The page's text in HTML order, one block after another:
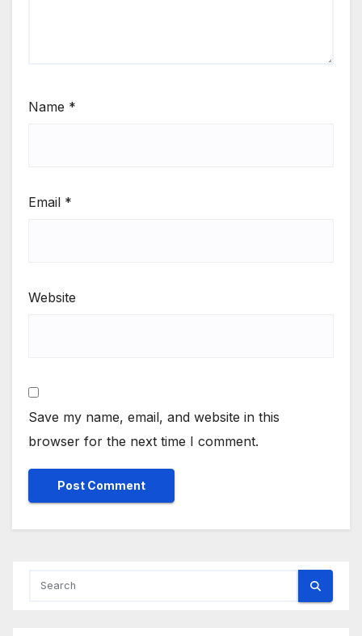
Name *
Email *
Website
Save my name, email, and website in this
browser for the next time I comment.